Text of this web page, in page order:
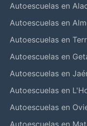
Autoescuelas en
Autoescuelas en
Autoescuelas en
Autoescuelas en
Autoescuelas en
Autoescuelas en
Autoescuelas en
Autoescuelas en